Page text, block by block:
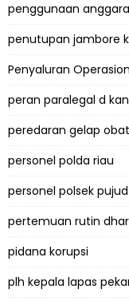
penggunaan
penutupan jambore
Penyaluran
peran paralegal d
peredaran gelap obat
personel polda riau
personel polsek pujud
pertemuan rutin
pidana korupsi
plh kepala lapas